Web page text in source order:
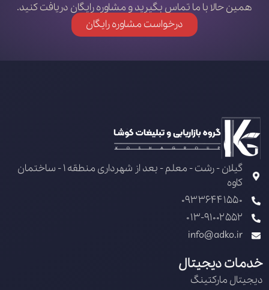
همین حالا با ما تماس بگیرید و مشاوره رایگان دریافت کنید.
درخواست مشاوره رایگان
گیلان - رشت - معلم - بعد از شهرداری منطقه 1 - ساختمان
کاوه
09336441550
013-91002552
info@adko.ir
خدمات دیجیتال
دیجیتال مارکتینگ